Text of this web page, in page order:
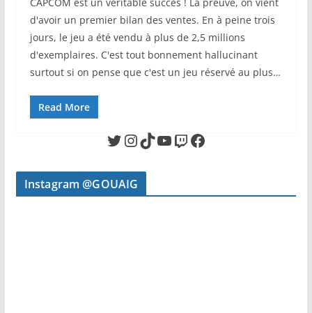
d'avoir un premier bilan des ventes. En à peine trois
jours, le jeu a été vendu à plus de 2,5 millions
d'exemplaires. C'est tout bonnement hallucinant
surtout si on pense que c'est un jeu réservé au plus…
Read More
Twitter InstagramTikTok YouTube Twitch Facebook
Instagram @GOUAIG